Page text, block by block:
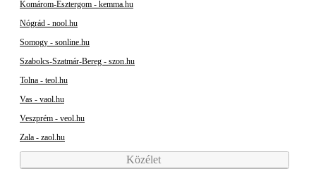
Komárom-Esztergom - kemma.hu
Nógrád - nool.hu
Somogy - sonline.hu
Szabolcs-Szatmár-Bereg - szon.hu
Tolna - teol.hu
Vas - vaol.hu
Veszprém - veol.hu
Zala - zaol.hu
Közélet